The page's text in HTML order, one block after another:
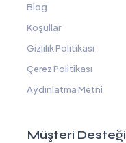
Blog
Koşullar
Gizlilik Politikası
Çerez Politikası
Aydınlatma Metni
Müşteri Desteği